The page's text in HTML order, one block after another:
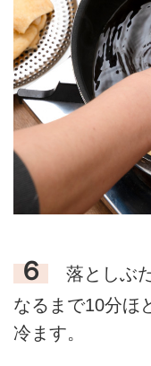
６
落としぶ
なるまで10分ほ
冷ます。